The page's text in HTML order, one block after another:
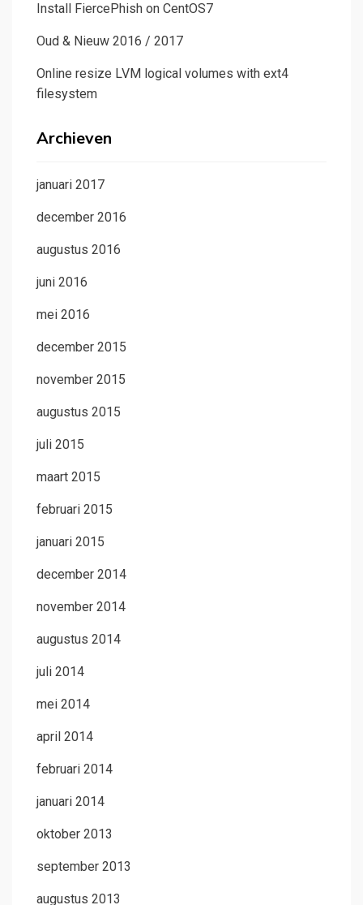
Install FiercePhish on CentOS7
Oud & Nieuw 2016 / 2017
Online resize LVM logical volumes with ext4
filesystem
Archieven
januari 2017
december 2016
augustus 2016
juni 2016
mei 2016
december 2015
november 2015
augustus 2015
juli 2015
maart 2015
februari 2015
januari 2015
december 2014
november 2014
augustus 2014
juli 2014
mei 2014
april 2014
februari 2014
januari 2014
oktober 2013
september 2013
augustus 2013